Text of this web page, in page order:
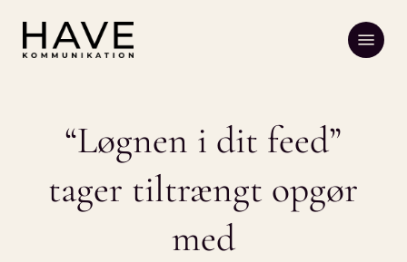
Menu
“Løgnen i dit feed”
tager tiltrængt opgør
med